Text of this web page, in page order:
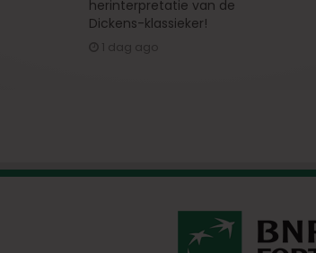
herinterpretatie van de
Dickens-klassieker!
1 dag ago